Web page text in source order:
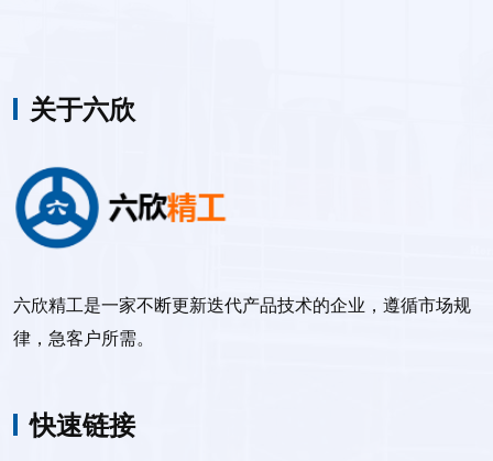
关于六欣
六欣精工是一家不断更新迭代产品技术的企业，遵循市场规
律，急客户所需。
快速链接